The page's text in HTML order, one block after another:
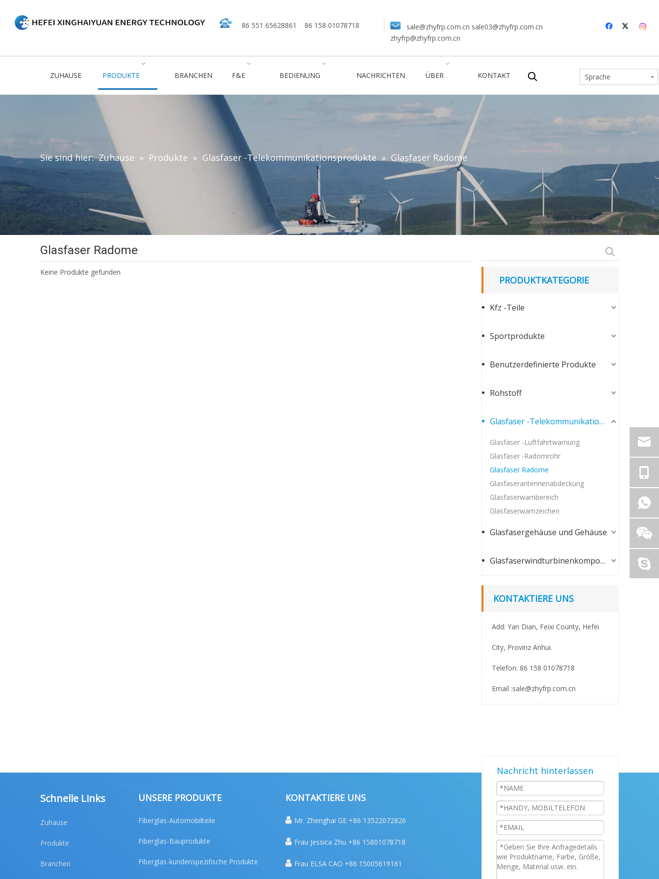
86 551 65628861 86 158 01078718 sale@zhyfrp.com.cn sale03@zhyfrp.com.cn
zhyfrp@zhyfrp.com.cn
ZUHAUSE PRODUKTE BRANCHEN F&E BEDIENUNG NACHRICHTEN ÜBER KONTAKT Sprache
Sie sind hier: Zuhause » Produkte » Glasfaser -Telekommunikationsprodukte » Glasfaser Radome
Glasfaser Radome
Keine Produkte gefunden
PRODUKTKATEGORIE
Kfz -Teile
Sportprodukte
Benutzerdefinierte Produkte
Rohstoff
Glasfaser -Telekommunikationsprodukte
Glasfaser -Luftfahrtwarnung
Glasfaser -Radomrohr
Glasfaser Radome
Glasfaserantennenabdeckung
Glasfaserwarnbereich
Glasfaserwarnzeichen
Glasfasergehäuse und Gehäuse
Glasfaserwindturbinenkomponenten
KONTAKTIERE UNS
Add: Yan Dian, Feixi County, Hefei
City, Provinz Anhui.
Telefon: 86 158 01078718
Email :sale@zhyfrp.com.cn
Schnelle Links
Zuhause
Produkte
Branchen
UNSERE PRODUKTE
Fiberglas-Automobilteile
Fiberglas-Bauprodukte
Fiberglas-kundenspezifische Produkte
KONTAKTIERE UNS
 Mr. Zhenghai GE +86 13522072826
 Frau Jessica Zhu +86 15801078718
 Frau ELSA CAO +86 15005619161
Nachricht hinterlassen